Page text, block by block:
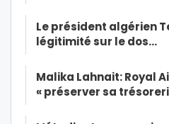
Le président algérien
légitimité sur le dos…
Malika Lahnait: Royal
« préserver sa